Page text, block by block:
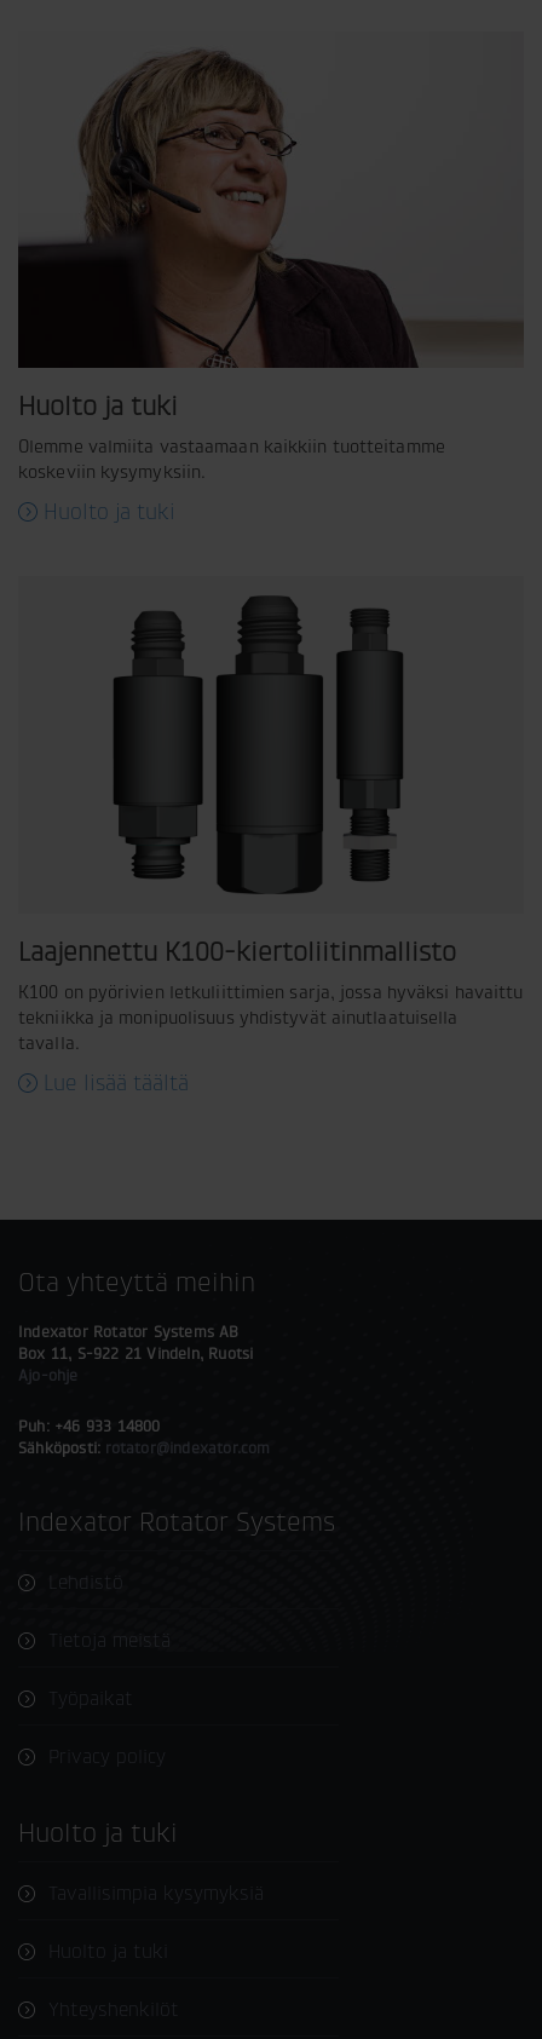
Huolto ja tuki
Olemme valmiita vastaamaan kaikkiin tuotteitamme
koskeviin kysymyksiin.
Huolto ja tuki
Laajennettu K100-kiertoliitinmallisto
K100 on pyörivien letkuliittimien sarja, jossa hyväksi havaittu
tekniikka ja monipuolisuus yhdistyvät ainutlaatuisella
tavalla.
Lue lisää täältä
Ota yhteyttä meihin
Indexator Rotator Systems AB
Box 11, S-922 21 Vindeln, Ruotsi
Ajo-ohje
Puh: +46 933 14800
Sähköposti: rotator@indexator.com
Indexator Rotator Systems
Lehdistö
Tietoja meistä
Työpaikat
Huolto ja tuki
Tavallisimpia kysymyksiä
Huolto ja tuki
Yhteyshenkilöt